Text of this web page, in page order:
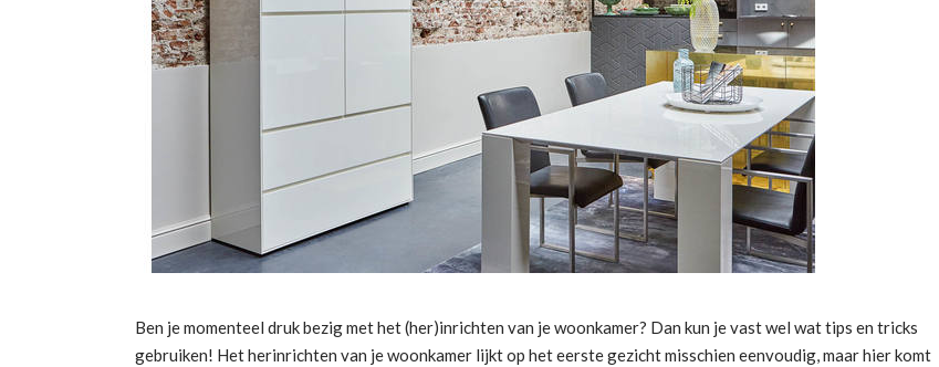
Ben je momenteel druk bezig met het (her)inrichten van je woonkamer? Dan kun je vast wel wat tips en tricks
gebruiken! Het herinrichten van je woonkamer lijkt op het eerste gezicht misschien eenvoudig, maar hier komt